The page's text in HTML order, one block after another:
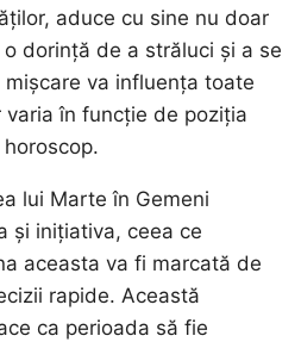
aduce cu sine nu doar
dorință de a străluci și a se
va influența toate
în funcție de poziția
lui Marte în Gemeni
și inițiativa, ceea ce
aceasta va fi marcată de
rapide. Această
ca perioada să fie